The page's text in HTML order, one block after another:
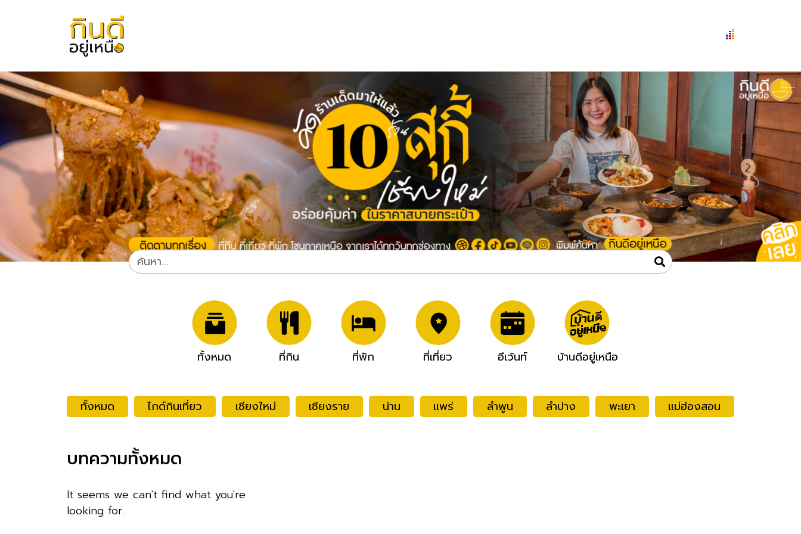
ทั้งหมด ที่กิน ที่พัก ที่เที่ยว อีเว้นท์ บ้านดีอยู่เหนือ
ทั้งหมด ไกด์กินเที่ยว เชียงใหม่ เชียงราย น่าน แพร่ ลำพูน ลำปาง พะเยา แม่ฮ่องสอน
บทความทั้งหมด
It seems we can't find what you're
looking for.